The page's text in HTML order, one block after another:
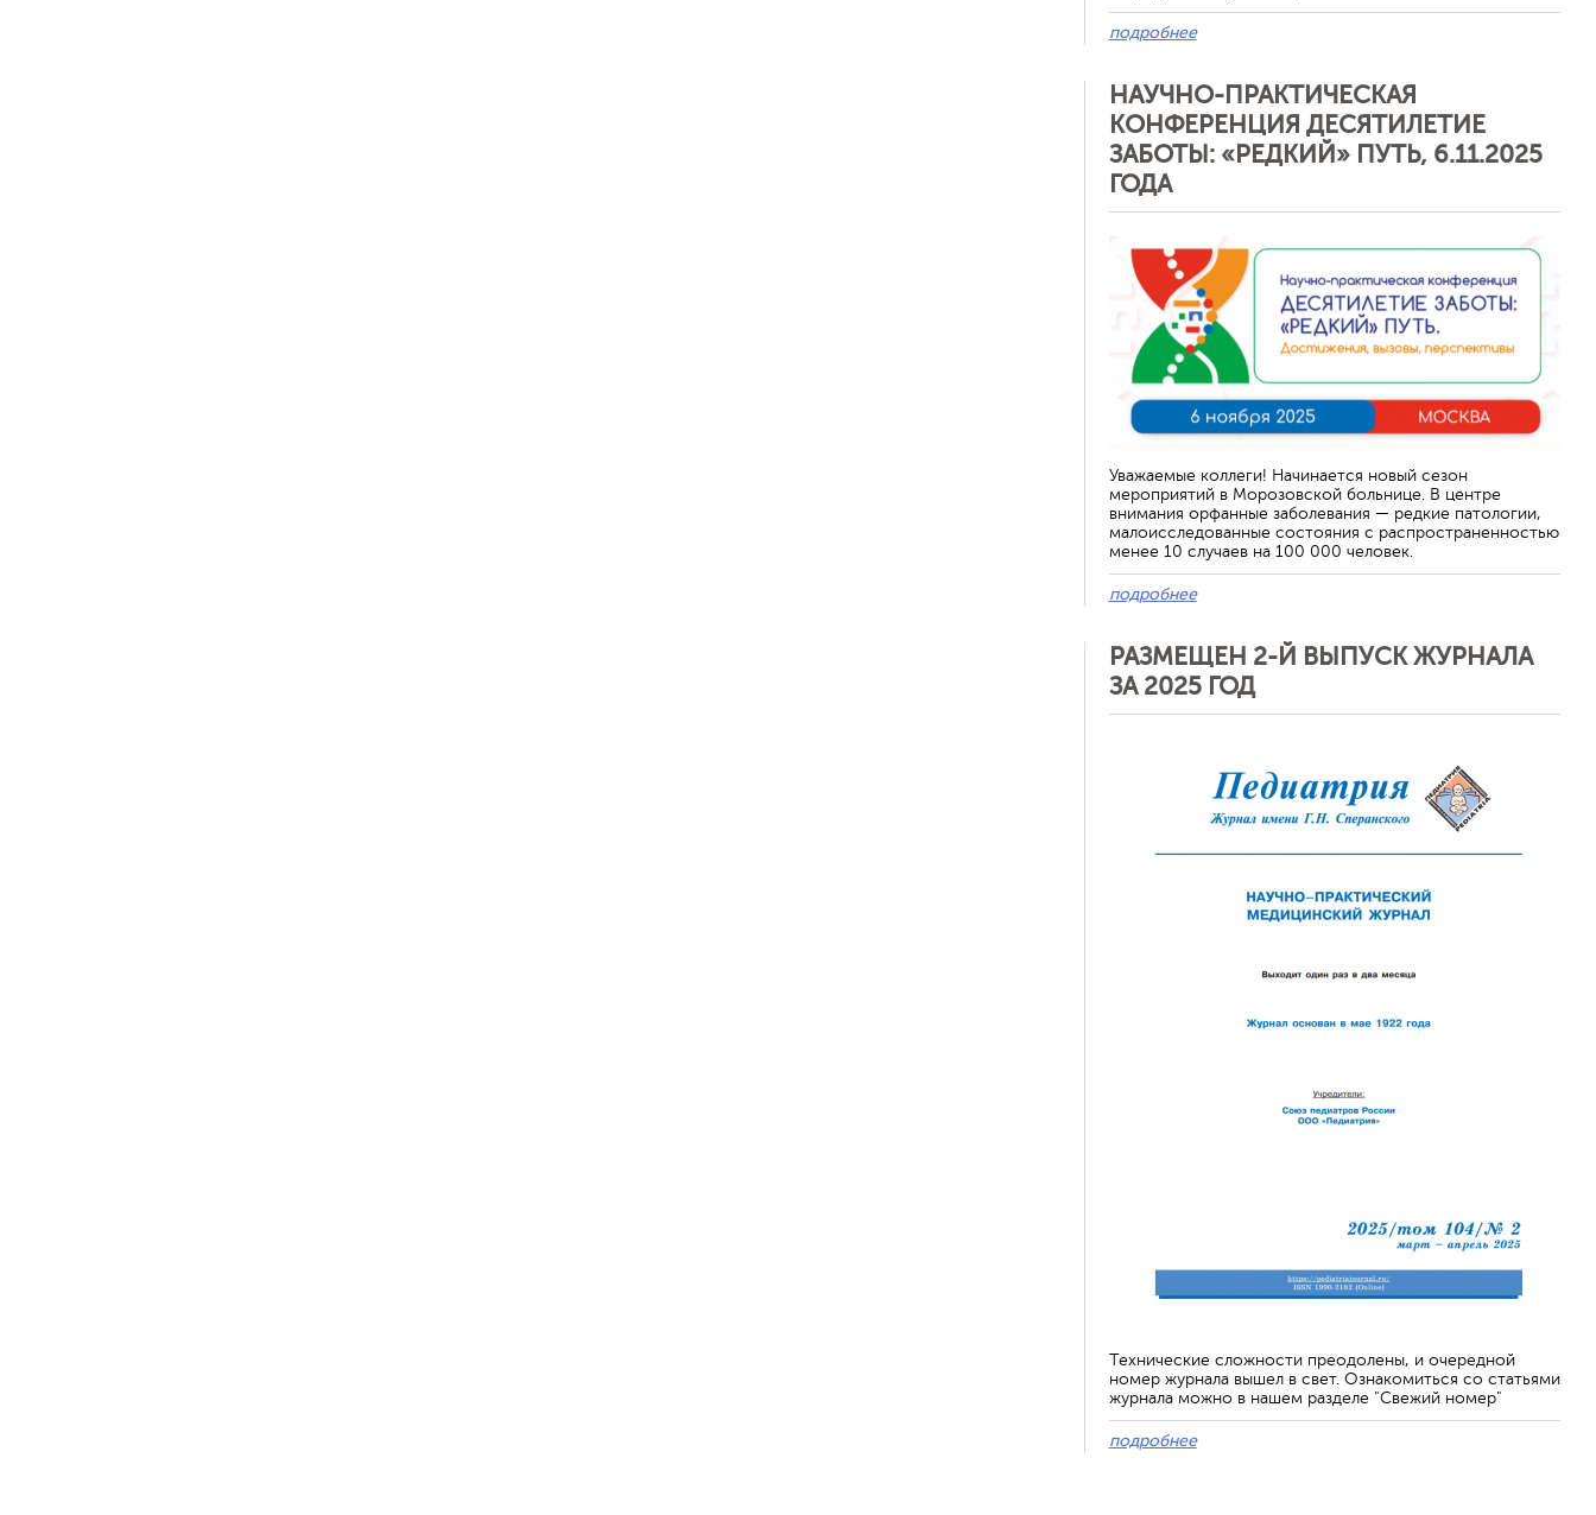
подробнее
НАУЧНО-ПРАКТИЧЕСКАЯ
КОНФЕРЕНЦИЯ ДЕСЯТИЛЕТИЕ
ЗАБОТЫ: «РЕДКИЙ» ПУТЬ, 6.11.2025
ГОДА
Уважаемые коллеги! Начинается новый сезон
мероприятий в Морозовской больнице. В центре
внимания орфанные заболевания — редкие патологии,
малоисследованные состояния с распространенностью
менее 10 случаев на 100 000 человек.
подробнее
РАЗМЕЩЕН 2-Й ВЫПУСК ЖУРНАЛА
ЗА 2025 ГОД
Технические сложности преодолены, и очередной
номер журнала вышел в свет. Ознакомиться со статьями
журнала можно в нашем разделе "Свежий номер"
подробнее
Отменить